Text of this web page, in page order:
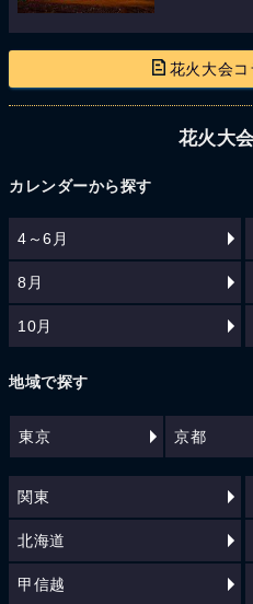
花火大会
花火大
カレンダーから探す
4～6月
8月
10月
地域で探す
東京 京都
関東
北海道
甲信越